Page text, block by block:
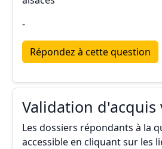
-
Répondez à cette question
Validation d'acquis
Les dossiers répondants à la
accessible en cliquant sur les